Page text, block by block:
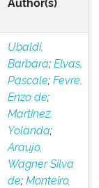
Ubaldi,
Barbara;Elvas,
Pascale;Fevre,
Enzo de;
Martinez,
Yolanda;
Araujo,
Wagner Silva
de;Monteiro,